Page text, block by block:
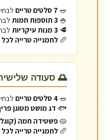
🥗 7 סלטים טריים
🍚 3 תוספות חמות
🥩 3 מנות עיקריות
🥖 לחמנייה טרייה
🌅 סעודה
🥗 4 סלטים טריים
🐟 דג מושט מטוגן
🥧פשטידה חמה
🥖 לחמנייה טרייה